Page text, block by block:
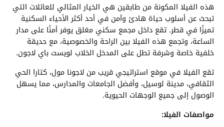
هذه الفيلا المكونة من طابقين هي الخيار المثالي للعائلات التي
تبحث عن أسلوب حياة هادئ وآمن في أحد أكثر الأحياء السكنية
تميزًا في قطر. تقع داخل مجمع سكني مغلق يوفر أمنًا على مدار
الساعة، وتجمع هذه الفيلا بين الراحة والخصوصية، مع حديقة
خلفية خاصة وشرفة تطل على المدخل الخلاب لويست باي لاجون.
تقع الفيلا في موقع استراتيجي قريب من لاجونا مول، كتارا الحي
الثقافي، مدينة لوسيل، وأفضل الجامعات والمدارس، مما يسهل
الوصول إلى جميع الوجهات الحيوية.
مواصفات الفيلا: